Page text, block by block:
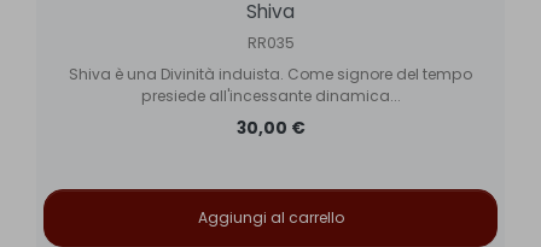
Shiva
RR035
Shiva è una Divinità induista. Come signore del tempo
presiede all'incessante dinamica...
30,00 €
Aggiungi al carrello